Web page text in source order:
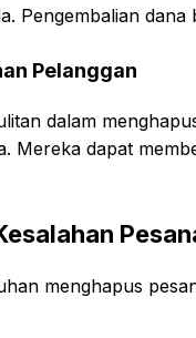
Pengembalian
Pelanggan
dalam
Mereka dapat
menghapus